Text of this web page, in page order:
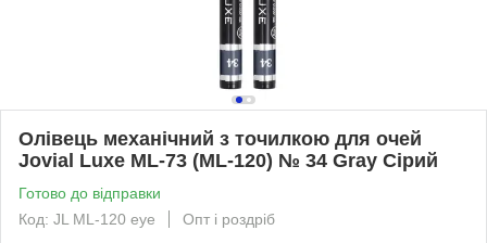
Олівець механічний з точилкою для очей
Jovial Luxe ML-73 (ML-120) № 34 Gray Сірий
Готово до відправки
Код: JL ML-120 eye
Опт і роздріб